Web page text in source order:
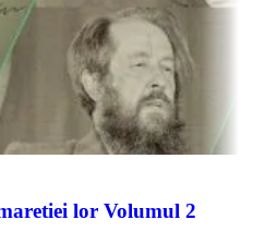
lor Volumul 2